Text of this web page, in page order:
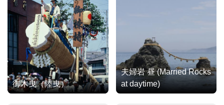
御木曳（陸曳）
夫婦岩 昼 (Married Rocks
at daytime)